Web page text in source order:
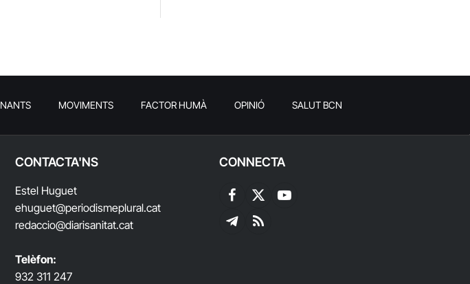
MOVIMENTS FACTOR HUMÀ OPINIÓ SALUT BCN
CONTACTA'NS
Estel Huguet
ehuguet@periodismeplural.cat
redaccio@diarisanitat.cat
Telèfon:
932 311 247
CONNECTA
Facebook
X
(Twitter)
YouTube
TelegramRSS